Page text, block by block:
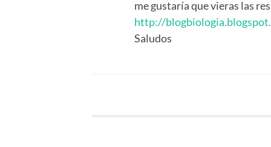
me gustaría que vieras las
http://
Saludos